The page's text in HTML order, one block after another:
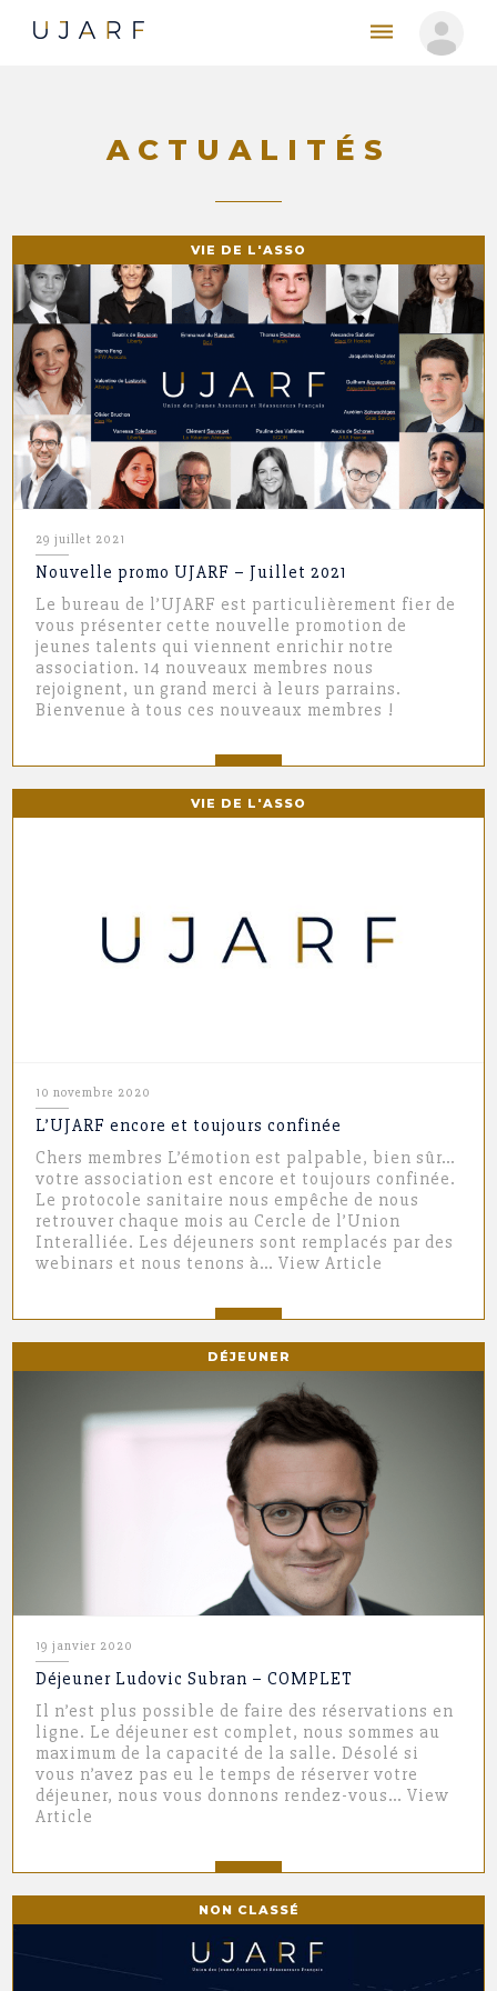
ACTUALITÉS
VIE DE L'ASSO
29 juillet 2021
Nouvelle promo UJARF – Juillet 2021
Le bureau de l’UJARF est particulièrement fier de
vous présenter cette nouvelle promotion de
jeunes talents qui viennent enrichir notre
association. 14 nouveaux membres nous
rejoignent, un grand merci à leurs parrains.
Bienvenue à tous ces nouveaux membres !
VIE DE L'ASSO
10 novembre 2020
L’UJARF encore et toujours confinée
Chers membres L’émotion est palpable, bien sûr…
votre association est encore et toujours confinée.
Le protocole sanitaire nous empêche de nous
retrouver chaque mois au Cercle de l’Union
Interalliée. Les déjeuners sont remplacés par des
webinars et nous tenons à…View Article
DÉJEUNER
19 janvier 2020
Déjeuner Ludovic Subran – COMPLET
Il n’est plus possible de faire des réservations en
ligne. Le déjeuner est complet, nous sommes au
maximum de la capacité de la salle. Désolé si
vous n’avez pas eu le temps de réserver votre
déjeuner, nous vous donnons rendez-vous…View
Article
NON CLASSÉ